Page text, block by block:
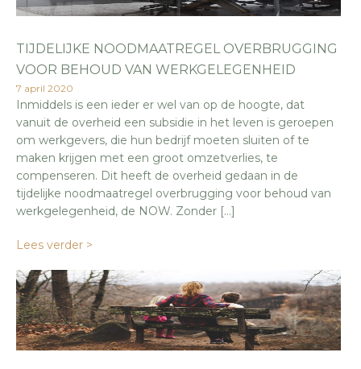
TIJDELIJKE NOODMAATREGEL OVERBRUGGING
VOOR BEHOUD VAN WERKGELEGENHEID
7 april 2020
Inmiddels is een ieder er wel van op de hoogte, dat
vanuit de overheid een subsidie in het leven is geroepen
om werkgevers, die hun bedrijf moeten sluiten of te
maken krijgen met een groot omzetverlies, te
compenseren. Dit heeft de overheid gedaan in de
tijdelijke noodmaatregel overbrugging voor behoud van
werkgelegenheid, de NOW. Zonder […]
Lees verder >